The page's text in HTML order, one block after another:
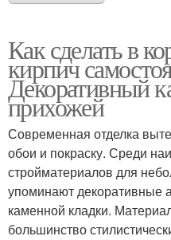
Как сделать в
кирпич
Декоративный
прихожей
Современная отделка
обои и покраску. Среди
стройматериалов для
упоминают декоративные
каменной кладки.
большинство